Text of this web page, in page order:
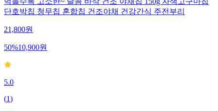
먹을수록 고소한~ 달콤 바삭 건조 야채칩 150g 자색고구마칩
단호박칩 청무칩 혼합칩 건조야채 건강간식 주전부리
21,800원
50%10,900원
5.0
(1)